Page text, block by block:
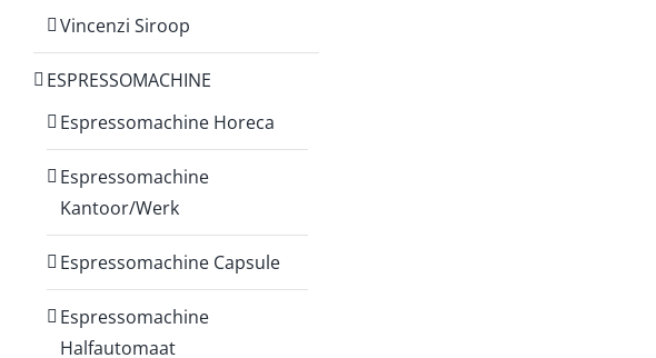
Vincenzi Siroop
ESPRESSOMACHINE
Espressomachine Horeca
Espressomachine
Kantoor/Werk
Espressomachine Capsule
Espressomachine
Halfautomaat